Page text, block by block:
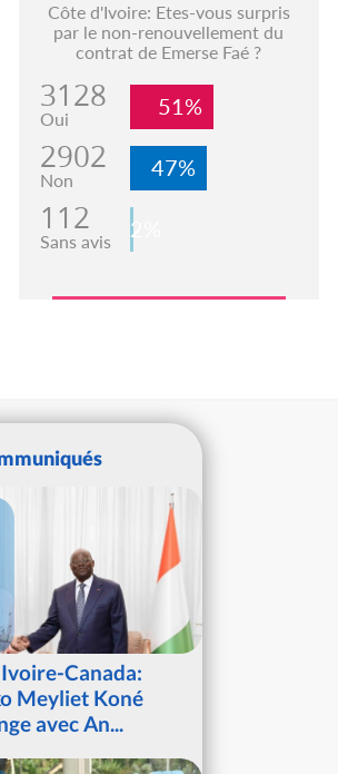
Côte d'Ivoire: Etes-vous surpris
par le non-renouvellement du
contrat de Emerse Faé ?
3128
Oui 51%
2902
Non 47%
112
Sans avis 2%
Canada:
Meyliet Koné
avec An...